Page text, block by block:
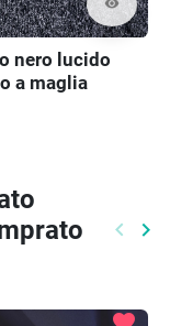
visibility
nero lucido
a maglia
keyboard_arrow_left keyboard_arrow_right